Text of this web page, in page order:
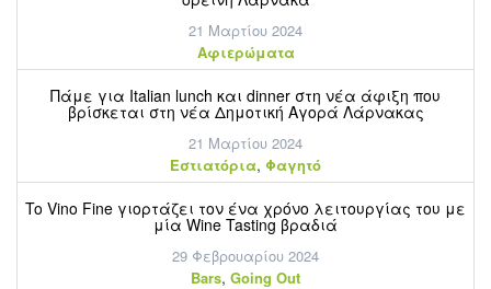
21 Μαρτίου 2024
Aφιερώματα
Πάμε για Italian lunch και dinner στη νέα άφιξη που
βρίσκεται στη νέα Δημοτική Αγορά Λάρνακας
21 Μαρτίου 2024
Εστιατόρια, Φαγητό
To Vino Fine γιορτάζει τον ένα χρόνο λειτουργίας του με
μία Wine Tasting βραδιά
29 Φεβρουαρίου 2024
Bars, Going Out